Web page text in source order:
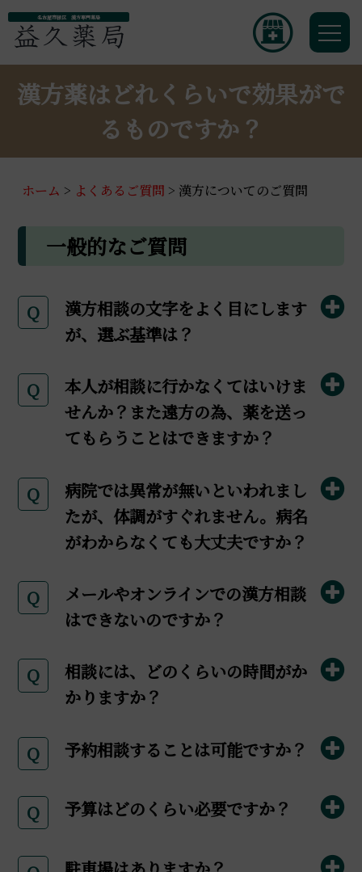
名古屋市緑区 漢方専門薬局
漢方薬はどれくらいで効果がで
るものですか？
ホーム > よくあるご質問 > 漢方についてのご質問
一般的なご質問
Q
漢方相談の文字をよく目にします
が、選ぶ基準は？
Q
本人が相談に行かなくてはいけま
せんか？また遠方の為、薬を送っ
てもらうことはできますか？
Q
病院では異常が無いといわれまし
たが、体調がすぐれません。病名
がわからなくても大丈夫ですか？
Q
メールやオンラインでの漢方相談
はできないのですか？
Q
相談には、どのくらいの時間がか
かりますか？
Q 予約相談することは可能ですか？
Q 予算はどのくらい必要ですか？